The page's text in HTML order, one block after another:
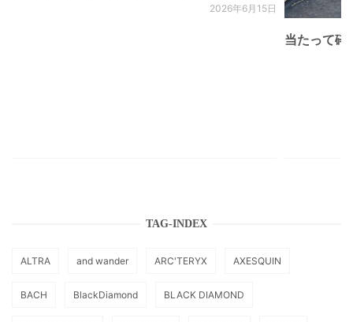
2026年6月15日
当たって砕
TAG-INDEX
ALTRA and wander ARC'TERYX AXESQUIN
BACH BlackDiamond BLACK DIAMOND